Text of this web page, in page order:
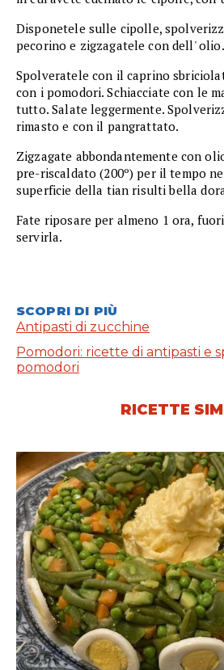
Disponetele sulle cipolle,
pecorino e zigzagatele con dell' olio.
Spolveratele con il caprino
con i pomodori. Schiacciate con le
tutto. Salate leggermente.
rimasto e con il pangrattato.
Zigzagate abbondantemente con
pre-riscaldato (200º) per il tempo
superficie della tian risulti bella
Fate riposare per almeno 1 ora,
servirla.
SCOPRI DI PIÙ
Antipasti di zucchine
Pomodori: ricette di antipasti e
pomodori
RICETTE